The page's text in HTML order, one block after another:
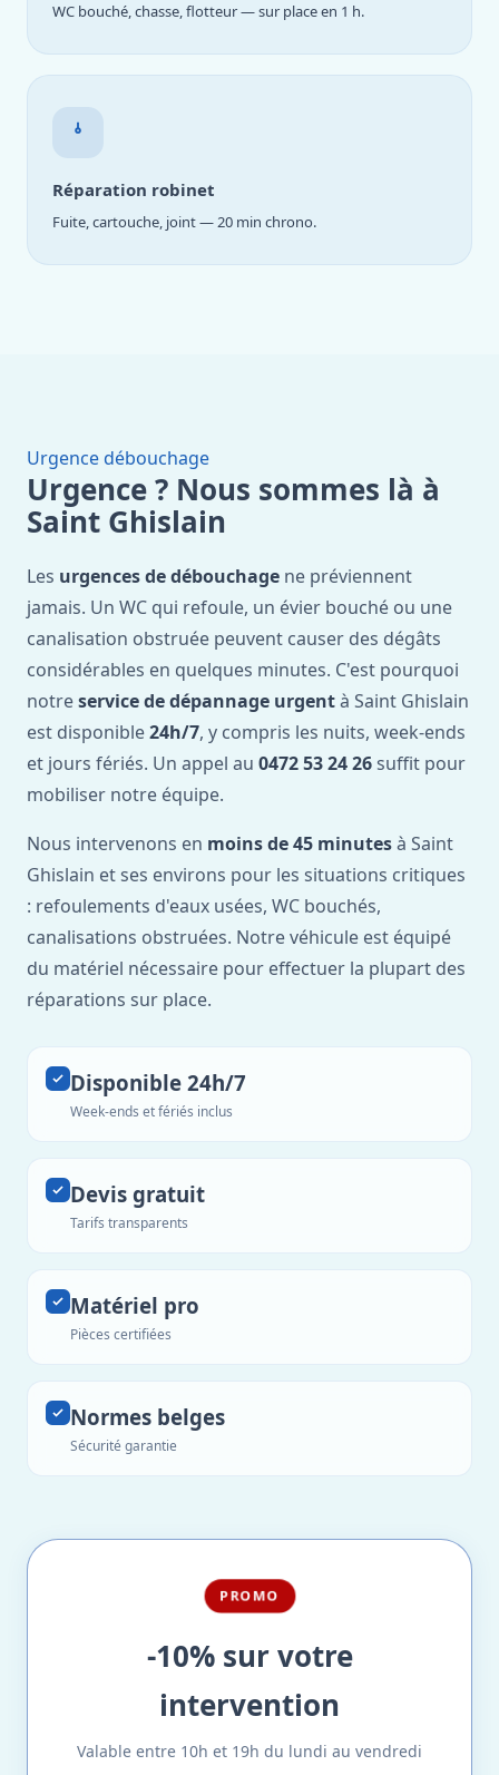
WC bouché, chasse, flotteur — sur place en 1 h.
Réparation robinet
Fuite, cartouche, joint — 20 min chrono.
Urgence débouchage
Urgence ? Nous sommes là à
Saint Ghislain
Les urgences de débouchage ne préviennent
jamais. Un WC qui refoule, un évier bouché ou une
canalisation obstruée peuvent causer des dégâts
considérables en quelques minutes. C'est pourquoi
notreservice de dépannage urgentà Saint Ghislain
est disponible24h/7, y compris les nuits, week-ends
et jours fériés. Un appel au 0472 53 24 26 suffit pour
mobiliser notre équipe.
Nous intervenons en moins de 45 minutesà Saint
Ghislain et ses environs pour les situations critiques
: refoulements d'eaux usées, WC bouchés,
canalisations obstruées. Notre véhicule est équipé
du matériel nécessaire pour effectuer la plupart des
réparations sur place.
Disponible 24h/7
Week-ends et fériés inclus
Devis gratuit
Tarifs transparents
Matériel pro
Pièces certifiées
Normes belges
Sécurité garantie
PROMO
-10% sur votre
intervention
Valable entre 10h et 19h du lundi au vendredi